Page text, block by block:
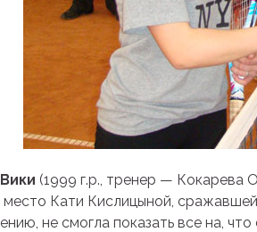
(1999 г.р., тренер — Кокарева
Кати Кислицыной,
не смогла показать все на,